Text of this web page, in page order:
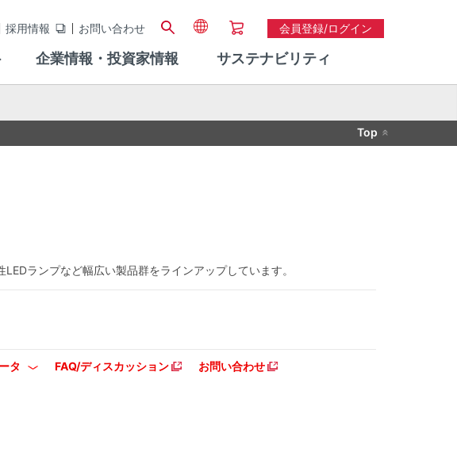
採用情報 お問い合わせ 会員登録/ログイン
企業情報・投資家情報 サステナビリティ
Top
ランプなど幅広い製品群をラインアップしています。
タ FAQ/ディスカッション お問い合わせ